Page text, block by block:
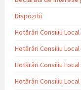
Dispozitii
Hotărâri Consiliu Local
Hotărâri Consiliu Local
Hotărâri Consiliu Local
Hotărâri Consiliu Local